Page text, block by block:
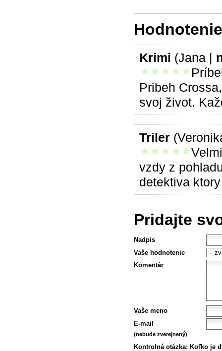
Krimi (Jana |
vrelo odporúčam
Pribeh
svoj život.
Triler
vrelo odporúčam
vzdy z
detektiva
Pridajte
Nadpis
Vaše hodnotenie
Komentár
Vaše meno
E-mail
(nebude zverejnený)
Kontrolná otázka: Koľko je